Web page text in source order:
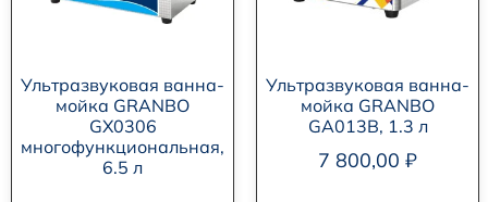
Ультразвуковая ванна-
мойка GRANBO
GX0306
многофункциональная,
6.5 л
Ультразвуковая ванна-
мойка GRANBO
GA013B, 1.3 л
7 800,00 ₽